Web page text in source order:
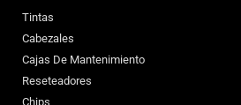
Tintas
Cabezales
Cajas De Mantenimiento
Reseteadores
Chips